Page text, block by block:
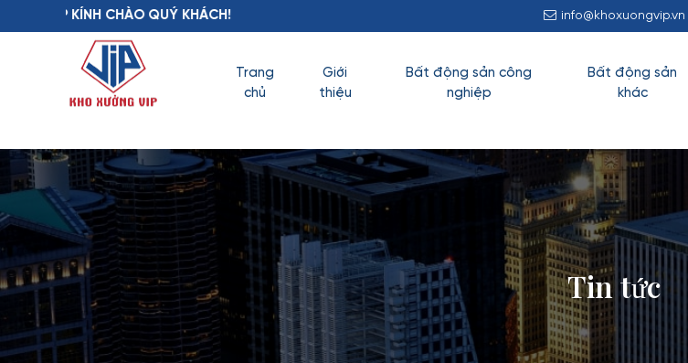
QUÝ KHÁCH! info@khoxuongvip.vn
Trang
chủ
Giới
thiệu
Bất động sản công
nghiệp
Bất động sản
khác
Tin tức